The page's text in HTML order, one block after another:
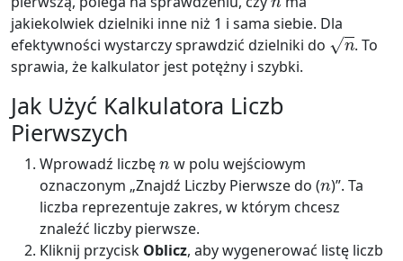
jakiekolwiek dzielniki inne niż 1 i sama siebie. Dla
efektywności wystarczy sprawdzić dzielniki do
n
. To
sprawia, że kalkulator jest potężny i szybki.
Jak Użyć Kalkulatora Liczb
Pierwszych
Wprowadź liczbę
w polu wejściowym
oznaczonym „Znajdź Liczby Pierwsze do ( )”. Ta
liczba reprezentuje zakres, w którym chcesz
znaleźć liczby pierwsze.
Kliknij przycisk Oblicz, aby wygenerować listę liczb